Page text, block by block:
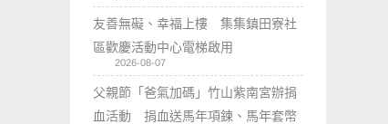
友善無礙、幸福上樓 集集鎮田寮社
區歡慶活動中心電梯啟用
2026-08-07
父親節「爸氣加碼」竹山紫南宮辦捐
血活動 捐血送馬年項鍊、馬年套幣